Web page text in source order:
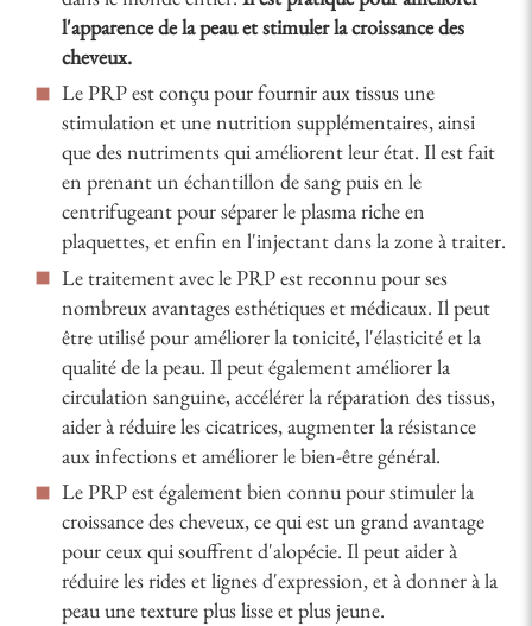
l'apparence de la peau et stimuler la croissance des
cheveux.
Le PRP est conçu pour fournir aux tissus une
stimulation et une nutrition supplémentaires, ainsi
que des nutriments qui améliorent leur état. Il est fait
en prenant un échantillon de sang puis en le
centrifugeant pour séparer le plasma riche en
plaquettes, et enfin en l'injectant dans la zone à traiter.
Le traitement avec le PRP est reconnu pour ses
nombreux avantages esthétiques et médicaux. Il peut
être utilisé pour améliorer la tonicité, l'élasticité et la
qualité de la peau. Il peut également améliorer la
circulation sanguine, accélérer la réparation des tissus,
aider à réduire les cicatrices, augmenter la résistance
aux infections et améliorer le bien-être général.
Le PRP est également bien connu pour stimuler la
croissance des cheveux, ce qui est un grand avantage
pour ceux qui souffrent d'alopécie. Il peut aider à
réduire les rides et lignes d'expression, et à donner à la
peau une texture plus lisse et plus jeune.